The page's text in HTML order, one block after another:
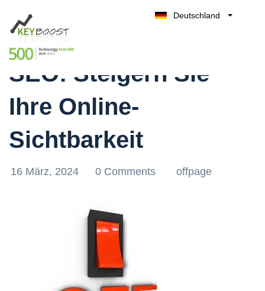
Deutschland
Effektives Offpage
SEO: Steigern Sie
Ihre Online-
Sichtbarkeit
16 März, 2024 0 Comments offpage